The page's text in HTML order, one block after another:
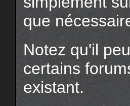
que
Notez qu'il
certains
existant.